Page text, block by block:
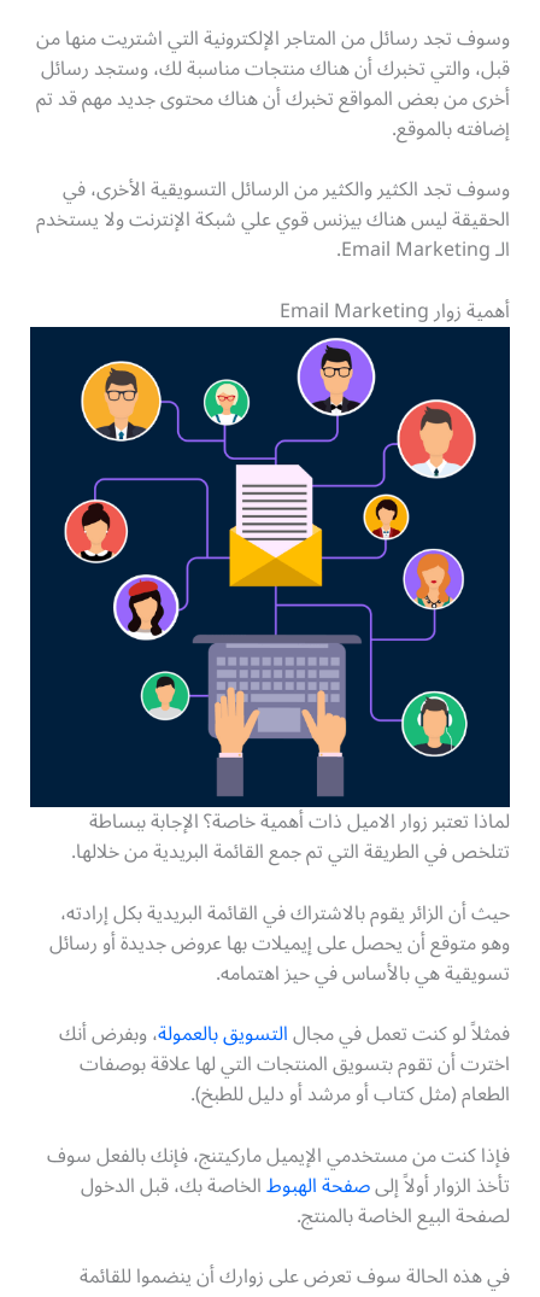
وسوف تجد رسائل من المتاجر الإلكترونية التي اشتريت منها من
قبل، والتي تخبرك أن هناك منتجات مناسبة لك، وستجد رسائل
أخرى من بعض المواقع تخبرك أن هناك محتوى جديد مهم قد تم
إضافته بالموقع.
وسوف تجد الكثير والكثير من الرسائل التسويقية الأخرى، في
الحقيقة ليس هناك بيزنس قوي علي شبكة الإنترنت ولا يستخدم
الـ Email Marketing.
أهمية زوار Email Marketing
لماذا تعتبر زوار الاميل ذات أهمية خاصة؟ الإجابة ببساطة
تتلخص في الطريقة التي تم جمع القائمة البريدية من خلالها.
حيث أن الزائر يقوم بالاشتراك في القائمة البريدية بكل إرادته،
وهو متوقع أن يحصل على إيميلات بها عروض جديدة أو رسائل
تسويقية هي بالأساس في حيز اهتمامه.
فمثلاً لو كنت تعمل في مجالالتسويق بالعمولة، وبفرض أنك
اخترت أن تقوم بتسويق المنتجات التي لها علاقة بوصفات
الطعام (مثل كتاب أو مرشد أو دليل للطبخ).
فإذا كنت من مستخدمي الإيميل ماركيتنج، فإنك بالفعل سوف
تأخذ الزوار أولاً إلىصفحة الهبوطالخاصة بك، قبل الدخول
لصفحة البيع الخاصة بالمنتج.
في هذه الحالة سوف تعرض على زوارك أن ينضموا للقائمة